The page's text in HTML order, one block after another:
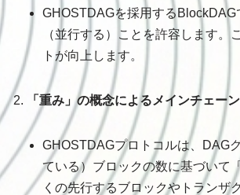
GHOSTDAGを採用する
（並行する）ことを許容します
トが向上します。
「重み」の概念によるメインチェー
GHOSTDAGプロトコルは、DAG
ている）ブロックの数に基づいて
くの先行するブロックやトランザ